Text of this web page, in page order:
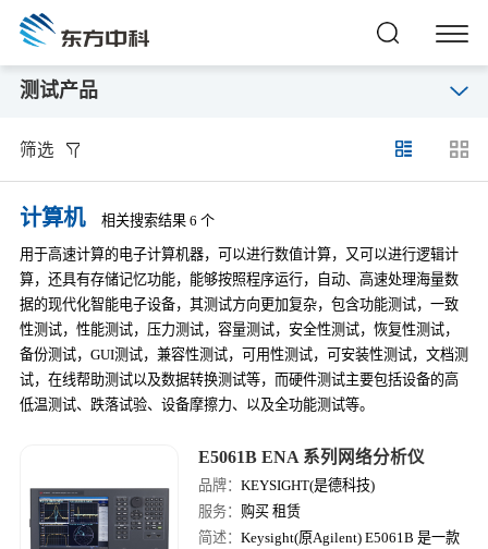
测试产品
筛选
计算机 相关搜索结果 6 个
用于高速计算的电子计算机器，可以进行数值计算，又可以进行逻辑计
算，还具有存储记忆功能，能够按照程序运行，自动、高速处理海量数
据的现代化智能电子设备，其测试方向更加复杂，包含功能测试，一致
性测试，性能测试，压力测试，容量测试，安全性测试，恢复性测试，
备份测试，GUI测试，兼容性测试，可用性测试，可安装性测试，文档测
试，在线帮助测试以及数据转换测试等，而硬件测试主要包括设备的高
低温测试、跌落试验、设备摩擦力、以及全功能测试等。
E5061B ENA 系列网络分析仪
品牌：KEYSIGHT(是德科技)
服务： 购买 租赁
简述：Keysight(原Agilent) E5061B 是一款